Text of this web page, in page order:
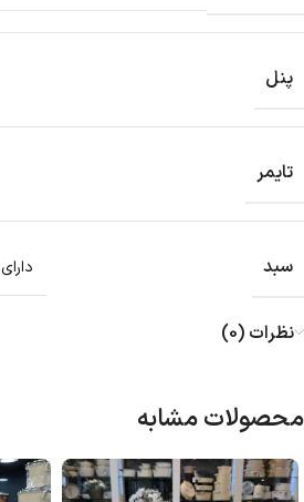
پنل
تایمر
سبد
نظرات (0)
محصولات مشابه